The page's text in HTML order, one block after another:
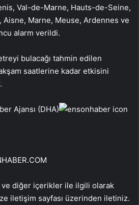
Val-de-Marne, Hauts-de-Seine,
Marne, Meuse, Ardennes ve
alarm verildi.
bulacağı tahmin edilen
akşam saatlerine kadar etkisini
Ajansı (DHA)
ve diğer içerikler ile ilgili olarak
iletişim sayfası üzerinden iletiniz.